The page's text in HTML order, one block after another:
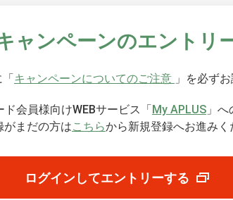
ャンペーンのエントリ
「キャンペーンについてのご注意 」を必ず
会員様向けWEBサービス「My APLUS 」
がまだの方はこちらから新規登録へお進みく
ログインしてエントリーする